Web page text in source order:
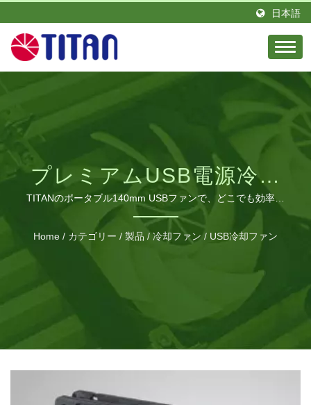
日本語
プレミアムUSB電源冷却
ソリューション
TITANのポータブル140mm USBファンで、どこでも効率的
で静かな冷却を体験してください。
Home / カテゴリー / 製品 / 冷却ファン / USB冷却ファン